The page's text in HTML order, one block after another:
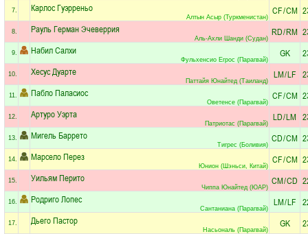
7. Карлос Гуэрреньо
Алтын Асыр (Туркменистан)
CF/CM
8. Рауль Герман Эчеверрия
Аль-Ахли Шанди (Судан)
RD/RM
9. Набил Салхи
Фульхенсио Егрос (Парагвай)
GK
10. Хесус Дуарте
Паттайя Юнайтед (Таиланд)
LM/LF
11. Пабло Паласиос
Оветенсе (Парагвай)
CF/CM
12. Артуро Уэрта
Патриотас (Парагвай)
LD/LM
13. Мигель Баррето
Тигрес (Боливия)
CD/CM
14. Марсело Перез
Юнион (Шэньси, Китай)
CF/CM
15. Уильям Перито
Чиппа Юнайтед (ЮАР)
CM/CD
16. Родриго Лопес
Сантаниана (Парагвай)
LM/LF
17. Дьего Пастор
Насьональ (Парагвай)
GK